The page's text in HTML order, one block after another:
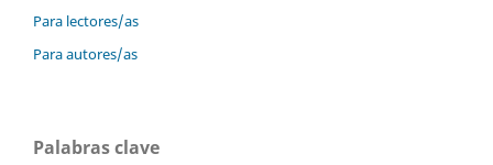
Para lectores/as
Para autores/as
Palabras clave